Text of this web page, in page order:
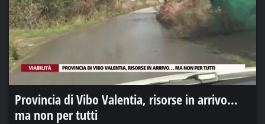
Provincia di Vibo Valentia, risorse in arrivo…
ma non per tutti